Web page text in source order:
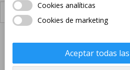
Envío disponible
Cookies analíticas
Cookies de marketing
Aceptar todas